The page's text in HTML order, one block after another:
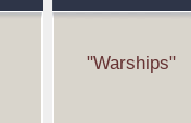
"Warships"